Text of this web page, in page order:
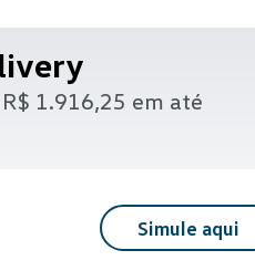
R$ 1.916,25 em até
Simule aqui